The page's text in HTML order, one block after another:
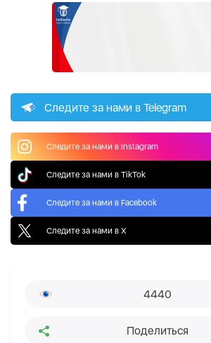
Следите за нами в Telegram
Следите за нами в Instagram
Следите за нами в TikTok
Следите за нами в Facebook
Следите за нами в X
4440
Поделиться